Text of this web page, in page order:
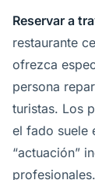
Reservar a
restaurante
ofrezca
persona
turistas. Los
el fado suele
“actuación”